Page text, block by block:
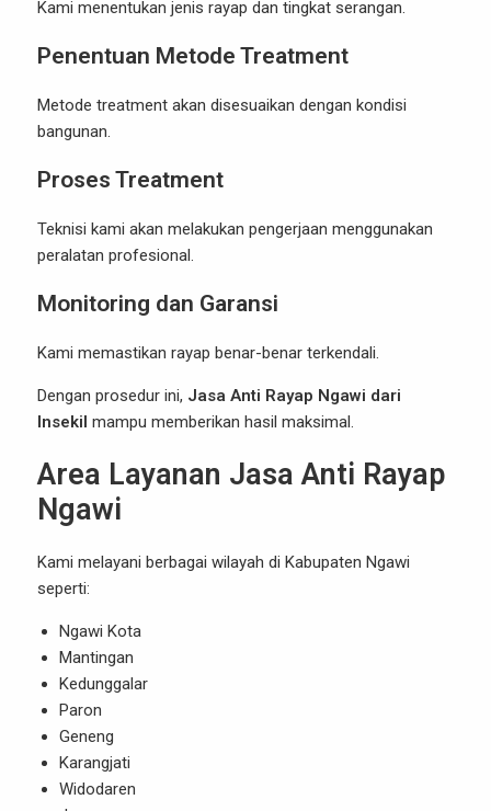
Kami menentukan jenis rayap dan tingkat serangan.
Penentuan Metode Treatment
Metode treatment akan disesuaikan dengan kondisi
bangunan.
Proses Treatment
Teknisi kami akan melakukan pengerjaan menggunakan
peralatan profesional.
Monitoring dan Garansi
Kami memastikan rayap benar-benar terkendali.
Dengan prosedur ini, Jasa Anti Rayap Ngawi dari
Insekil mampu memberikan hasil maksimal.
Area Layanan Jasa Anti Rayap
Ngawi
Kami melayani berbagai wilayah di Kabupaten Ngawi
seperti:
Ngawi Kota
Mantingan
Kedunggalar
Paron
Geneng
Karangjati
Widodaren